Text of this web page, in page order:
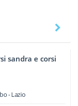
sandra e corsi
-Lazio